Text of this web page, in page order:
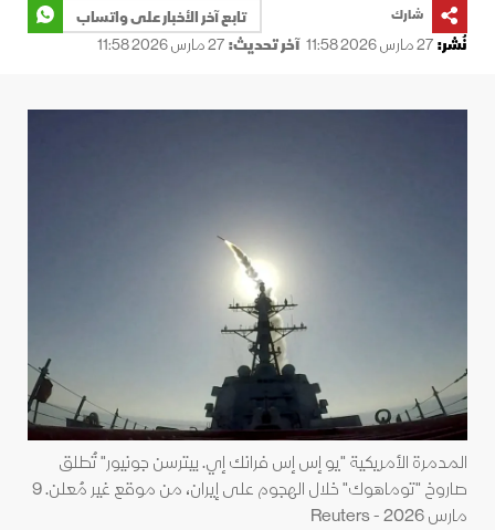
شارك
تابع آخر الأخبار على واتساب
نُشر:27 مارس 2026 11:58 آخر تحديث:27 مارس 2026 11:58
المدمرة الأمريكية "يو إس إس فرانك إي. بيترسن جونيور" تُطلق
صاروخ "توماهوك" خلال الهجوم على إيران، من موقع غير مُعلن. 9
مارس 2026 - Reuters